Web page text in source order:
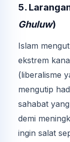
5.
Ghuluw)
Islam
ekstrem
(liberalisme
mengutip
sahabat
demi
ingin salat